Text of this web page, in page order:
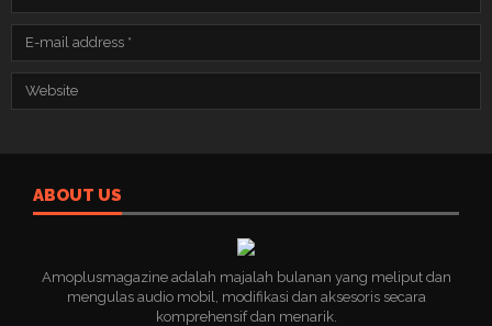
ABOUT US
Amoplusmagazine adalah majalah bulanan yang meliput dan
mengulas audio mobil, modifikasi dan aksesoris secara
komprehensif dan menarik.